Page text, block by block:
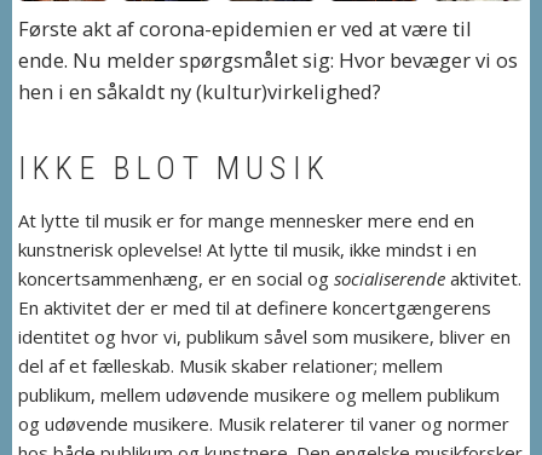
Første akt af corona-epidemien er ved at være til
ende. Nu melder spørgsmålet sig: Hvor bevæger vi os
hen i en såkaldt ny (kultur)virkelighed?
IKKE BLOT MUSIK
At lytte til musik er for mange mennesker mere end en
kunstnerisk oplevelse! At lytte til musik, ikke mindst i en
koncertsammenhæng, er en social og socialiserende aktivitet.
En aktivitet der er med til at definere koncertgængerens
identitet og hvor vi, publikum såvel som musikere, bliver en
del af et fælleskab. Musik skaber relationer; mellem
publikum, mellem udøvende musikere og mellem publikum
og udøvende musikere. Musik relaterer til vaner og normer